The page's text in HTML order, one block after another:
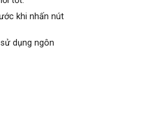
khi nhấn nút
dụng ngôn